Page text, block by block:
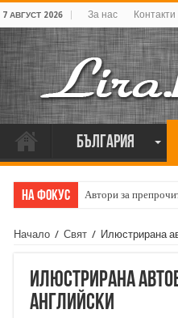
7 АВГУСТ 2026 За нас Контакти
България
На фокус Автори за
Начало / Свят / Илюстрирана
Илюстрирана
английски